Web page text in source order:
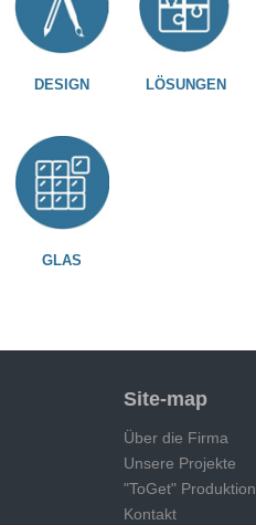
DESIGN LÖSUNGEN
GLAS
Site-map
Über die Firma
Unsere Projekte
"ToGet" Produktion
Kontakt